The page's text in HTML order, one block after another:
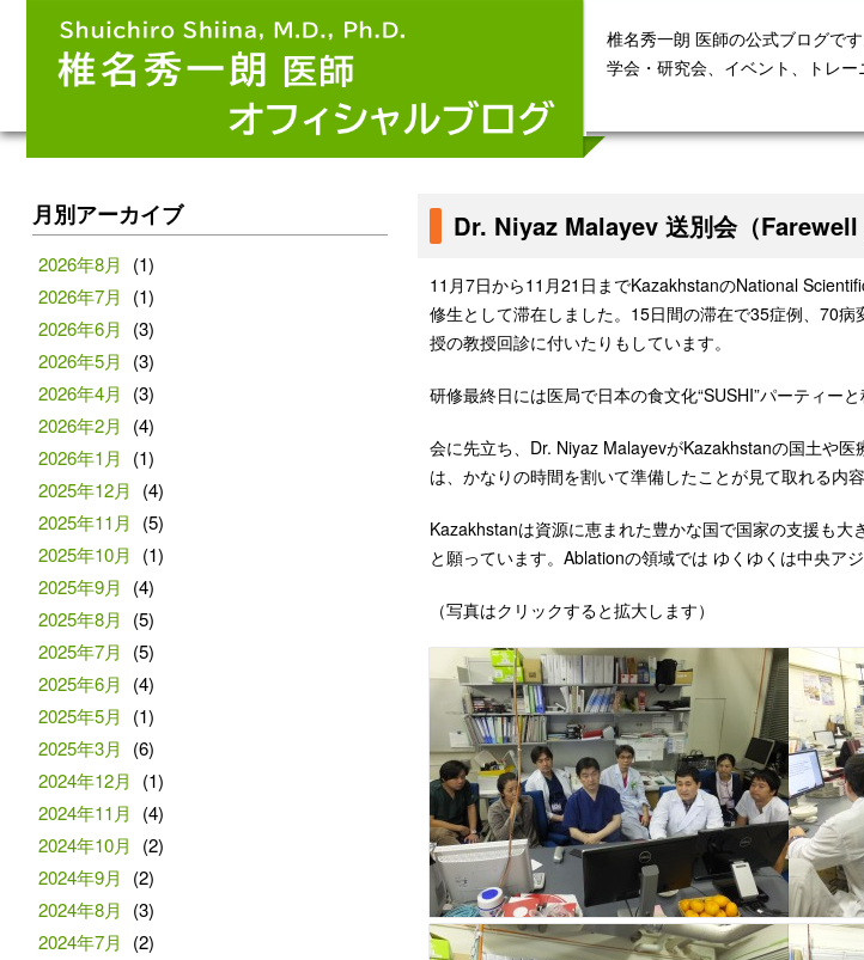
椎名秀一朗 医師の公式ブログです
学会・研究会、イベント、トレ
Dr. Niyaz Malayev 送別会（Farewell
11月7日から11月21日までKazakhstanのNational
修生として滞在しました。15日間の滞在で35症例、70
授の教授回診に付いたりもしています。
研修最終日には医局で日本の食文化“SUSHI”パーティー
会に先立ち、Dr. Niyaz MalayevがKazakhstanの国土や
は、かなりの時間を割いて準備したことが見て取れる内容
Kazakhstanは資源に恵まれた豊かな国で国家の支援も大
と願っています。Ablationの領域では ゆくゆくは中央ア
（写真はクリックすると拡大します）
月別アーカイブ
2026年8月
(1)
2026年7月
(1)
2026年6月
(3)
2026年5月
(3)
2026年4月
(3)
2026年2月
(4)
2026年1月
(1)
2025年12月
(4)
2025年11月
(5)
2025年10月
(1)
2025年9月
(4)
2025年8月
(5)
2025年7月
(5)
2025年6月
(4)
2025年5月
(1)
2025年3月
(6)
2024年12月
(1)
2024年11月
(4)
2024年10月
(2)
2024年9月
(2)
2024年8月
(3)
2024年7月
(2)